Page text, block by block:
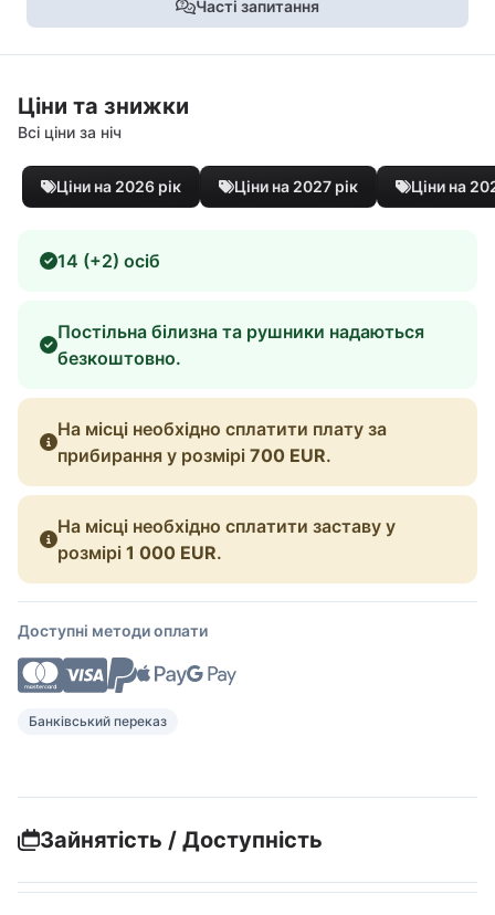
Часті запитання
Ціни та знижки
Всі ціни за ніч
Ціни на 2026 рік Ціни на 2027 рік Ціни на
14 (+2) осіб
Постільна білизна та рушники надаються
безкоштовно.
На місці необхідно сплатити плату за
прибирання у розмірі 700 EUR.
На місці необхідно сплатити заставу у
розмірі 1 000 EUR.
Доступні методи оплати
Банківський переказ
Зайнятість / Доступність